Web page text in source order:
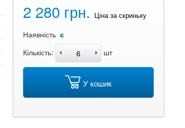
2 280 грн. Ціна за скриньку
Наявність є
Кількість:
шт
У кошик